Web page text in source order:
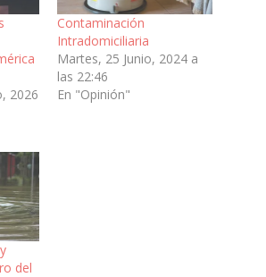
2026
Contaminación
Intradomiciliaria
Martes, 25 Junio, 2024 a
las 22:46
En "Opinión"
del